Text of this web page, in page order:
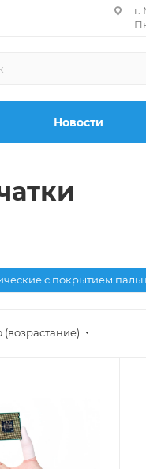
г.
Новости
с покрытием